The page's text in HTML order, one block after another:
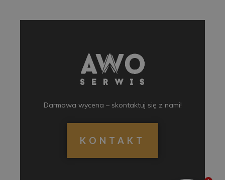
Darmowa wycena – skontaktuj się z nami!
KONTAKT